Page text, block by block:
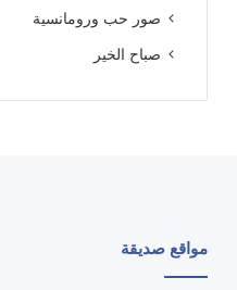
صور حب ورومانسية
صباح الخير
مواقع صديقة